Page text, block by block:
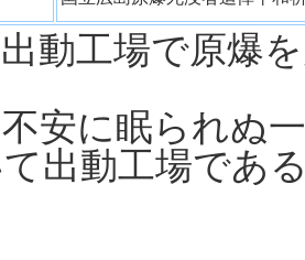
動工場で原爆
安に眠られぬ
出動工場であ